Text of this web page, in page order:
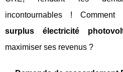
incontournables !
surplus électricité
maximiser ses revenus ?